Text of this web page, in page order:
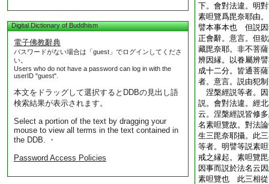
Digital Dictionary of Buddhism
電子佛教辭典
パスワードがない場合は「guest」でログインしてくださ
い。
Users who do not have a password can log in with the
userID "guest".
本文をドラッグして選択するとDDBの見出し語
検索結果が表示されます。
Select a portion of the text by dragging your
mouse to view all terms in the text contained in
the DDB. ・
Password Access Policies
下。會對法違。明
素呾覽爲毘奈耶由
譬本事本也 但説因
正會辭。意言。但
藏毘奈耶。非不菩
辨因縁。以眷屬辨
成十二分。皆通菩
者。意言。説由犯
涅槃經説等者。
説。會對法違。經
云。涅槃經説皆修
名素呾覽故。對法
生三毘奈耶攝。此
等者。明譬等説素
戒之縁起。素呾覽
因事而説於法名云
素呾覽也 此三相從